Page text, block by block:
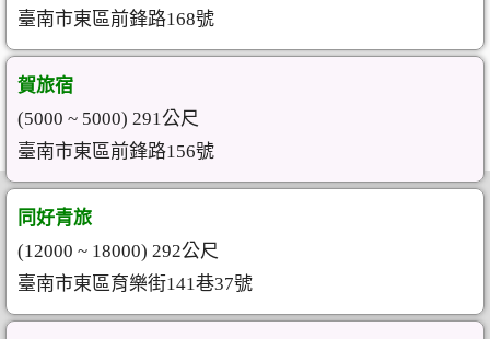
臺南市東區前鋒路168號
賀旅宿
(5000 ~ 5000) 291公尺
臺南市東區前鋒路156號
同好青旅
(12000 ~ 18000) 292公尺
臺南市東區育樂街141巷37號